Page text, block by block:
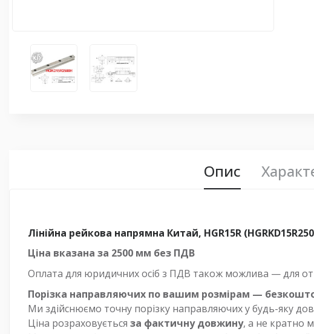
Опис
Лінійна рейкова напрямна Китай, HGR15R
Ціна вказана за 2500 мм без ПДВ
Оплата для юридичних осіб з ПДВ також можлива — для
Порізка направляючих по вашим розмірам —
Ми здійснюємо точну порізку направляючих у будь-яку
Ціна розраховується за фактичну довжину, а не кратно